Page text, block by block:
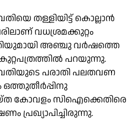
തള്ളിയിട്ട് കൊല്ലാന്‍
വധശ്രമക്കുറ്റം
അഞ്ചു വര്‍ഷത്തെ
പറയുന്നു.
പരാതി പലതവണ
കോവളം സിഐക്കെതിരെ
പ്രഖ്യാപിച്ചിരുന്നു.